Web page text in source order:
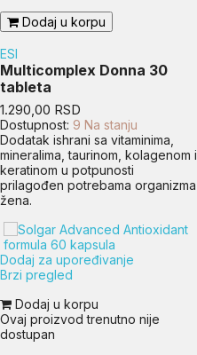
Dodaj u korpu
ESI
Multicomplex Donna 30
tableta
Cena
1.290,00 RSD
Dostupnost: 9 Na stanju
Dodatak ishrani sa vitaminima,
mineralima, taurinom, kolagenom i
keratinom u potpunosti
prilagođen potrebama organizma
žena.
Dodaj za upoređivanje
Brzi pregled
Dodaj u korpu
Ovaj proizvod trenutno nije
dostupan